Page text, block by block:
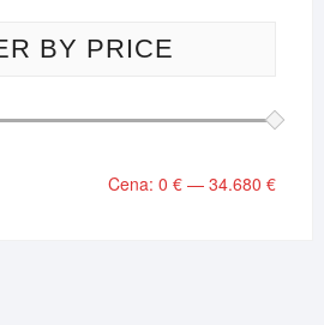
BY PRICE
Cena:0 € —34.680 €